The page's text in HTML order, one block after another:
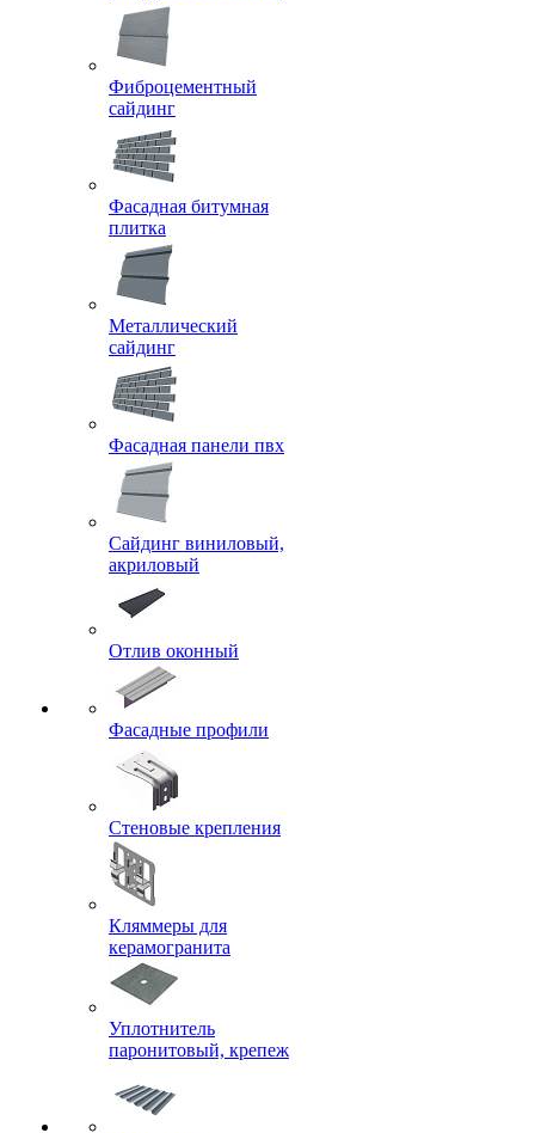
Фиброцементный
сайдинг
Фасадная битумная
плитка
Металлический
сайдинг
Фасадная панели пвх
Сайдинг виниловый,
акриловый
Отлив оконный
Фасадные профили
Стеновые крепления
Кляммеры для
керамогранита
Уплотнитель
паронитовый, крепеж